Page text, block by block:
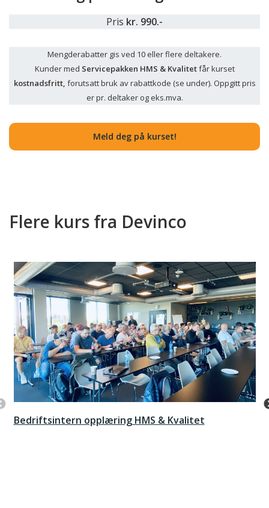
Pris kr. 990.-
Mengderabatter gis ved 10 eller flere deltakere.
Kunder med Servicepakken HMS & Kvalitetfår kurset
kostnadsfritt, forutsatt bruk av rabattkode (se under). Oppgitt pris
er pr. deltaker og eks.mva.
Meld deg på kurset!
Flere kurs fra Devinco
Bedriftsintern opplæring HMS & Kvalitet